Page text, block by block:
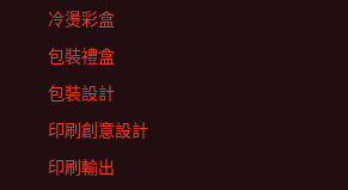
冷燙彩盒
包裝禮盒
包裝設計
印刷創意設計
印刷輸出